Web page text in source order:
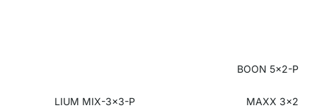
BOON 5x2-P
LIUM MIX-3x3-P MAXX 3x2